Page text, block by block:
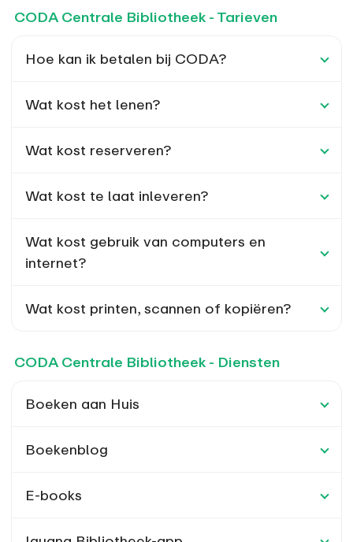
CODA Centrale Bibliotheek - Tarieven
Hoe kan ik betalen bij CODA?
Wat kost het lenen?
Wat kost reserveren?
Wat kost te laat inleveren?
Wat kost gebruik van computers en
internet?
Wat kost printen, scannen of kopiëren?
CODA Centrale Bibliotheek - Diensten
Boeken aan Huis
Boekenblog
E-books